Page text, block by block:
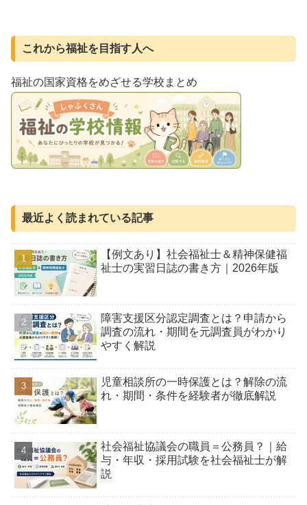
これから福祉を目指す人へ
福祉の国家資格をめざせる学校まとめ
最近よく読まれている記事
【例文あり】社会福祉士＆精神保健福
祉士の実習日誌の書き方｜2026年版
障害支援区分認定調査とは？申請から
調査の流れ・期間を元調査員がわかり
やすく解説
児童相談所の一時保護とは？解除の流
れ・期間・条件を経験者が徹底解説
社会福祉協議会の職員＝公務員？｜給
与・年収・採用試験を社会福祉士が解
説